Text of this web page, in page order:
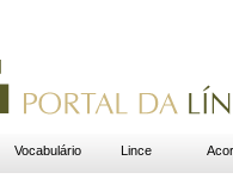
Vocabulário Lince